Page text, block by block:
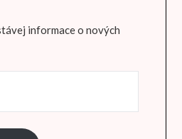
informace o nových